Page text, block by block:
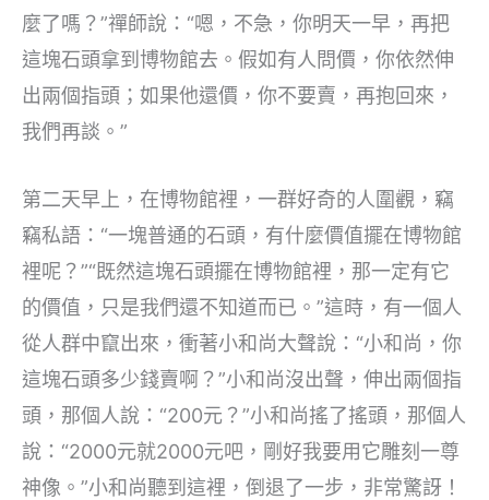
麼了嗎？”禪師說：“嗯，不急，你明天一早，再把
這塊石頭拿到博物館去。假如有人問價，你依然伸
出兩個指頭；如果他還價，你不要賣，再抱回來，
我們再談。”
第二天早上，在博物館裡，一群好奇的人圍觀，竊
竊私語：“一塊普通的石頭，有什麼價值擺在博物館
裡呢？”“既然這塊石頭擺在博物館裡，那一定有它
的價值，只是我們還不知道而已。”這時，有一個人
從人群中竄出來，衝著小和尚大聲說：“小和尚，你
這塊石頭多少錢賣啊？”小和尚沒出聲，伸出兩個指
頭，那個人說：“200元？”小和尚搖了搖頭，那個人
說：“2000元就2000元吧，剛好我要用它雕刻一尊
神像。”小和尚聽到這裡，倒退了一步，非常驚訝！